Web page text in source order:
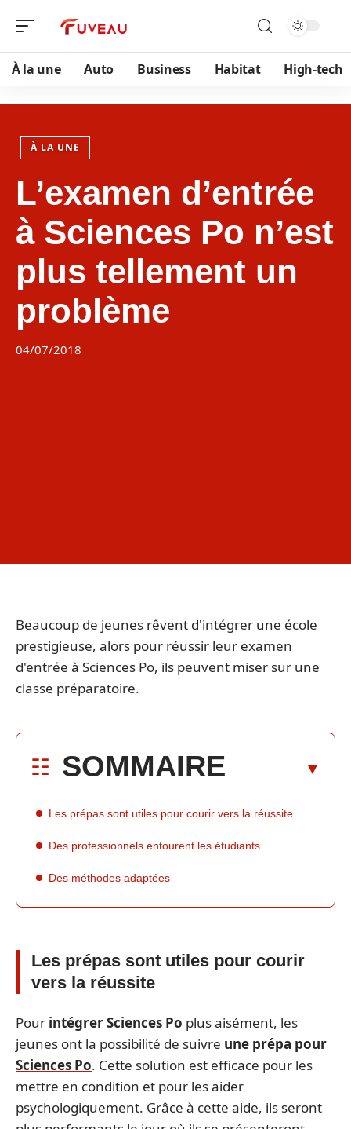
À la une Auto Business Habitat High-tech
À LA UNE
L’examen d’entrée
à Sciences Po n’est
plus tellement un
problème
04/07/2018
Beaucoup de jeunes rêvent d'intégrer une école
prestigieuse, alors pour réussir leur examen
d'entrée à Sciences Po, ils peuvent miser sur une
classe préparatoire.
SOMMAIRE
Les prépas sont utiles pour courir vers la réussite
Des professionnels entourent les étudiants
Des méthodes adaptées
Les prépas sont utiles pour courir
vers la réussite
Pour intégrer Sciences Po plus aisément, les
jeunes ont la possibilité de suivre une prépa pour
Sciences Po. Cette solution est efficace pour les
mettre en condition et pour les aider
psychologiquement. Grâce à cette aide, ils seront